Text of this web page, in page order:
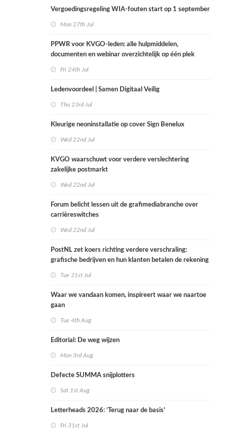
Vergoedingsregeling WIA-fouten start op 1 september
Mon 27th Jul
PPWR voor KVGO-leden: alle hulpmiddelen,
documenten en webinar overzichtelijk op één plek
Fri 24th Jul
Ledenvoordeel | Samen Digitaal Veilig
Thu 23rd Jul
Kleurige neoninstallatie op cover Sign Benelux
Wed 22nd Jul
KVGO waarschuwt voor verdere verslechtering
zakelijke postmarkt
Wed 22nd Jul
Forum belicht lessen uit de grafimediabranche over
carrièreswitches
Wed 22nd Jul
PostNL zet koers richting verdere verschraling:
grafische bedrijven en hun klanten betalen de rekening
Tue 21st Jul
Waar we vandaan komen, inspireert waar we naartoe
gaan
Tue 4th Aug
Editorial: De weg wijzen
Mon 3rd Aug
Defecte SUMMA snijplotters
Sat 1st Aug
Letterheads 2026: ‘Terug naar de basis’
Fri 31st Jul